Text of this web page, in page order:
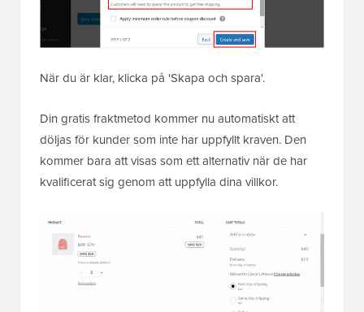
När du är klar, klicka på 'Skapa och spara'.
Din gratis fraktmetod kommer nu automatiskt att
döljas för kunder som inte har uppfyllt kraven. Den
kommer bara att visas som ett alternativ när de har
kvalificerat sig genom att uppfylla dina villkor.